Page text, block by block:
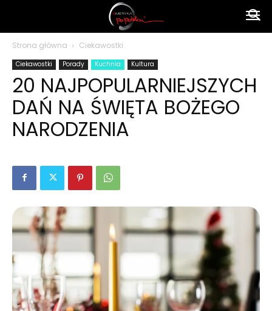
polsku
Strona główna Ciekawostki
Ciekawostki Porady Kuchnia Kultura
20 NAJPOPULARNIEJSZYCH
DAŃ NA ŚWIĘTA BOŻEGO
NARODZENIA